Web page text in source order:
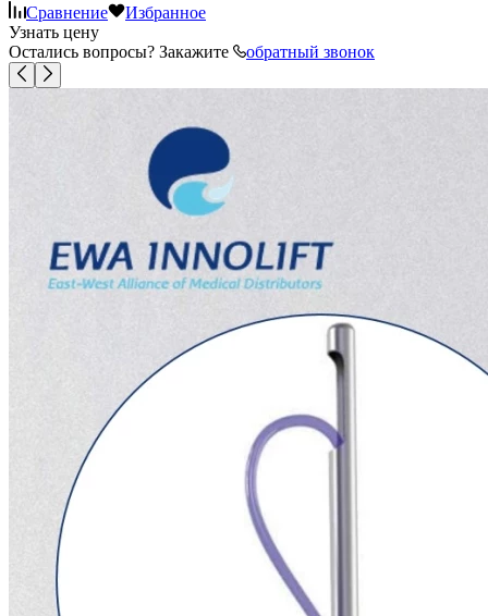
Сравнение
Избранное
Узнать цену
Остались вопросы? Закажите
обратный звонок